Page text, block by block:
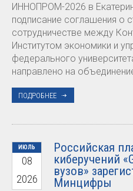
ИННОПРОМ-2026 в
подписание соглашения о
сотрудничестве между
Институтом экономики и
федерального
направлено на
ПОДРОБНЕЕ
ИЮЛЬ
08
2026
Российская
киберучений
вузов»
Минцифры